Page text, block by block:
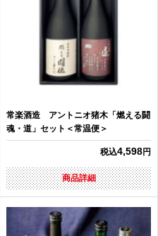
常楽酒造 アントニオ猪木「燃える闘
魂・道」セット＜常温便＞
税込4,598円
商品詳細